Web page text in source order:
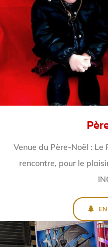
Venue du Père-Noël :
rencontre, pour le